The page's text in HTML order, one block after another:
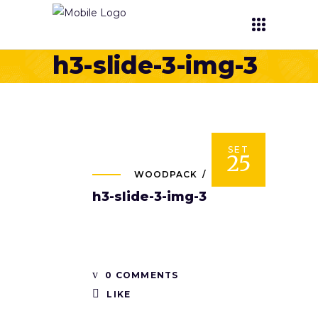
h3-slide-3-img-3
SET
25
WOODPACK
h3-slide-3-img-3
0 COMMENTS
LIKE